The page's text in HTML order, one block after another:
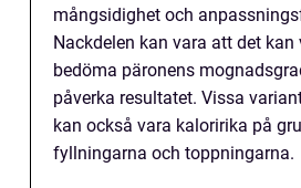
mångsidighet och
Nackdelen kan vara att det
bedöma päronens
påverka resultatet. Vissa
kan också vara kaloririka på
fyllningarna och toppningarna.